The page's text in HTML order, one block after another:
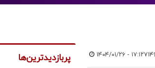
۱۴۰۴/۰۱/۲۶ - ۱۷:۱۲ پربازدیدترین‌ها